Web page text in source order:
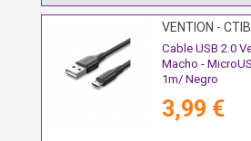
VENTION -
Cable USB 2.0
Macho -
1m/ Negro
3,99 €